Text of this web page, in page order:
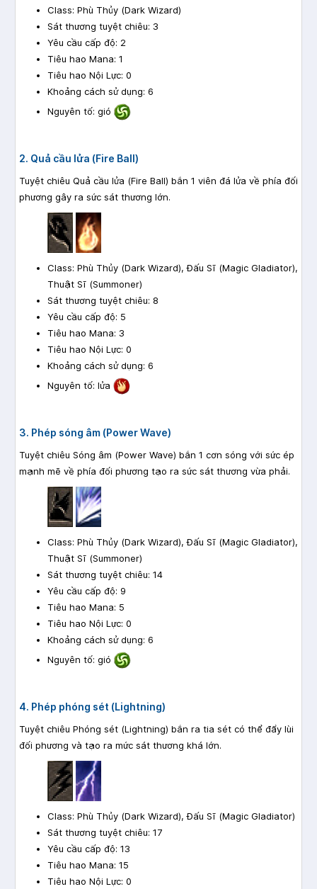
Class: Phù Thủy (Dark Wizard)
Sát thương tuyệt chiêu: 3
Yêu cầu cấp độ: 2
Tiêu hao Mana: 1
Tiêu hao Nội Lực: 0
Khoảng cách sử dụng: 6
Nguyên tố: gió
2. Quả cầu lửa (Fire Ball)
Tuyệt chiêu Quả cầu lửa (Fire Ball) bắn 1 viên đá lửa về phía đối
phương gây ra sức sát thương lớn.
Class: Phù Thủy (Dark Wizard), Đấu Sĩ (Magic Gladiator),
Thuật Sĩ (Summoner)
Sát thương tuyệt chiêu: 8
Yêu cầu cấp độ: 5
Tiêu hao Mana: 3
Tiêu hao Nội Lực: 0
Khoảng cách sử dụng: 6
Nguyên tố: lửa
3. Phép sóng âm (Power Wave)
Tuyệt chiêu Sóng âm (Power Wave) bắn 1 cơn sóng với sức ép
mạnh mẽ về phía đối phương tạo ra sức sát thương vừa phải.
Class: Phù Thủy (Dark Wizard), Đấu Sĩ (Magic Gladiator),
Thuật Sĩ (Summoner)
Sát thương tuyệt chiêu: 14
Yêu cầu cấp độ: 9
Tiêu hao Mana: 5
Tiêu hao Nội Lực: 0
Khoảng cách sử dụng: 6
Nguyên tố: gió
4. Phép phóng sét (Lightning)
Tuyệt chiêu Phóng sét (Lightning) bắn ra tia sét có thể đẩy lùi
đối phương và tạo ra mức sát thương khá lớn.
Class: Phù Thủy (Dark Wizard), Đấu Sĩ (Magic Gladiator)
Sát thương tuyệt chiêu: 17
Yêu cầu cấp độ: 13
Tiêu hao Mana: 15
Tiêu hao Nội Lực: 0